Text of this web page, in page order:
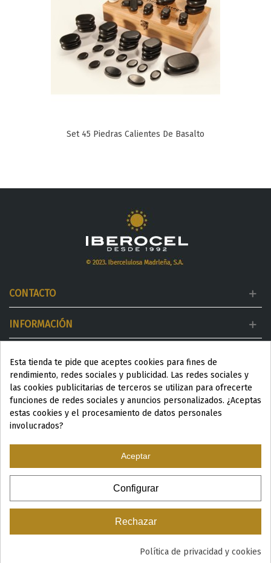
Set 45 Piedras Calientes De Basalto
CONTACTO
INFORMACIÓN
DESTACADOS
ESP|ENG
© 2024 Productos Wellness para Spa y Centros de estética
Esta tienda te pide que aceptes cookies para fines de
rendimiento, redes sociales y publicidad. Las redes sociales y
las cookies publicitarias de terceros se utilizan para ofrecerte
funciones de redes sociales y anuncios personalizados. ¿Aceptas
estas cookies y el procesamiento de datos personales
involucrados?
Aceptar
Configurar
Rechazar
Política de privacidad y cookies